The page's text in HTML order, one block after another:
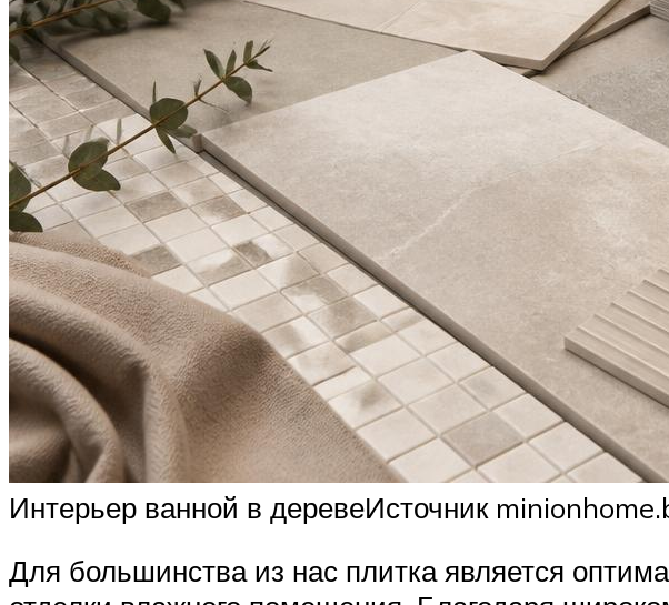
Интерьер ванной в деревеИсточник
Для большинства из нас плитка является